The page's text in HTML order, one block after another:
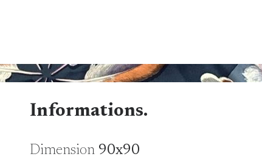
Informations.
Dimension90x90